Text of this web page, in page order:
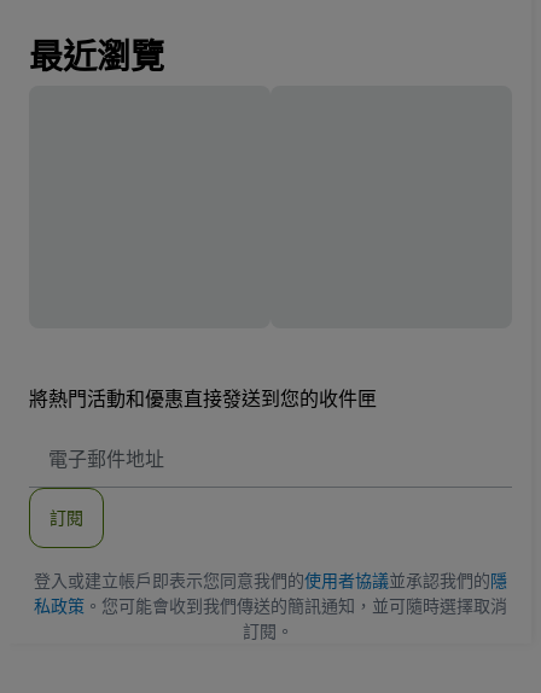
最近瀏覽
將熱門活動和優惠直接發送到您的收件匣
子
地
訂閱
登入或建立帳戶即表示您同意我們的使用者協議並承認我們的隱
私政策 。您可能會收到我們傳送的簡訊通知，並可隨時選擇取消
訂閱。